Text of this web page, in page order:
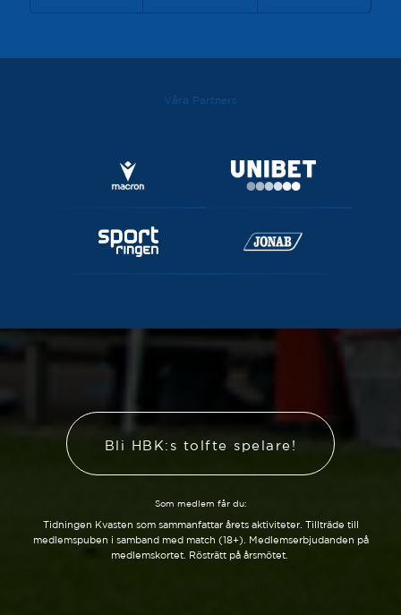
Våra Partners
Bli HBK:s tolfte spelare!
Som medlem får du:
Tidningen Kvasten som sammanfattar årets aktiviteter. Tillträde till
medlemspuben i samband med match (18+). Medlemserbjudanden på
medlemskortet. Rösträtt på årsmötet.